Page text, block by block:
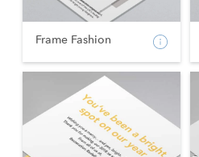
Frame Fashion